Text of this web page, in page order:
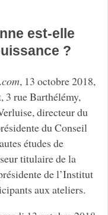
est-elle
?
, 13 octobre 2018,
3 rue Barthélémy,
directeur du
du Conseil
études de
titulaire de la
de l’Institut
aux ateliers.